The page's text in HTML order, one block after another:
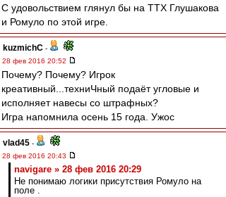
С удовольствием глянул бы на ТТХ Глушакова
и Ромуло по этой игре.
kuzmichC -
28 фев 2016 20:52
Почему? Почему? Игрок
креативный...техниЧный подаёт угловые и
исполняет навесы со штрафных?
Игра напомнила осень 15 года. Ужос
vlad45 -
28 фев 2016 20:43
navigare » 28 фев 2016 20:29
Не понимаю логики присутствия Ромуло на
поле .